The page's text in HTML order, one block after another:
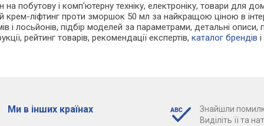
на побутову і комп'ютерну техніку, електроніку, товари
крем-ліфтинг проти зморшок 50 мл за найкращою ціною в
і лосьйонів, підбір моделей за параметрами, детальні
рейтинг товарів, рекомендації експертів,каталог брендів
Ми в інших країнах
Знайшли
Виділіть її та